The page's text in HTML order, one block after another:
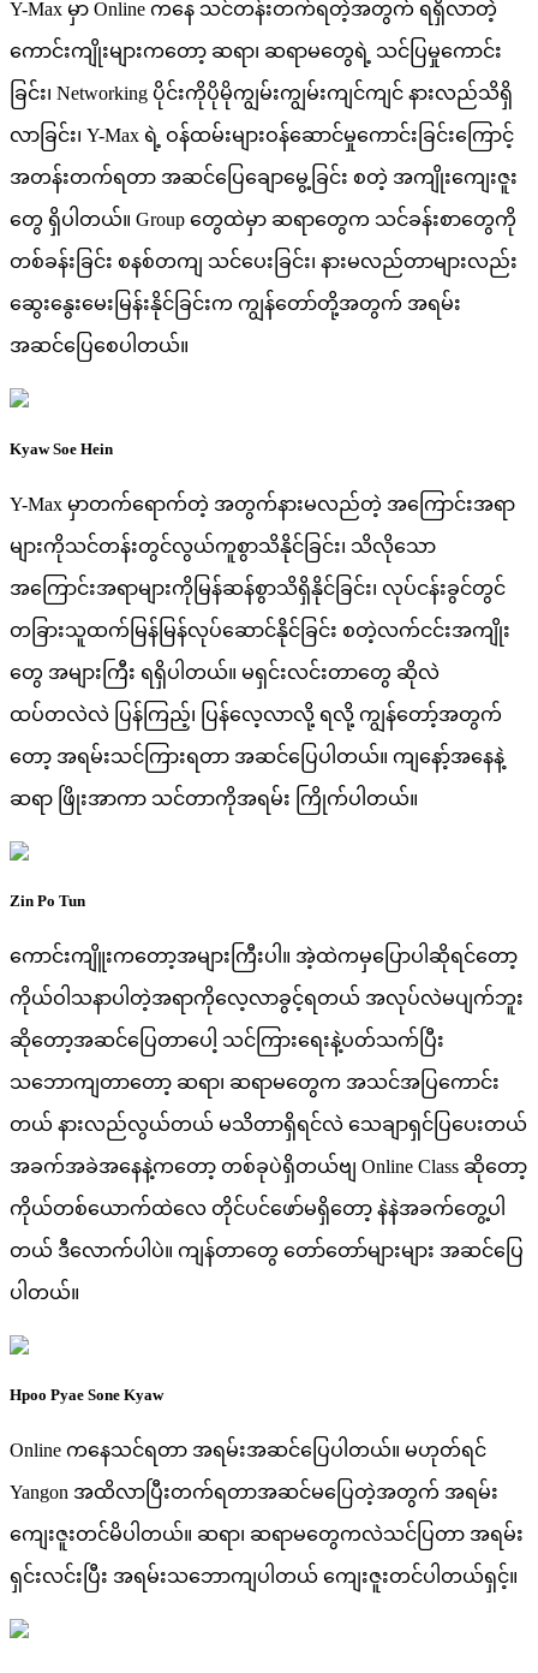
Y-Max မှာ Online ကနေ သင်တန်းတက်ရတဲ့အတွက် ရရှိလာတဲ့
ကောင်းကျိုးများကတော့ ဆရာ၊ ဆရာမတွေရဲ့ သင်ပြမှုကောင်း
ခြင်း၊ Networking ပိုင်းကိုပိုမိုကျွမ်းကျွမ်းကျင်ကျင် နားလည်သိရှိ
လာခြင်း၊ Y-Max ရဲ့ ဝန်ထမ်းများဝန်ဆောင်မှုကောင်းခြင်းကြောင့်
အတန်းတက်ရတာ အဆင်ပြေချောမွေ့ခြင်း စတဲ့ အကျိုးကျေးဇူး
တွေ ရှိပါတယ်။ Group တွေထဲမှာ ဆရာတွေက သင်ခန်းစာတွေကို
တစ်ခန်းခြင်း စနစ်တကျ သင်ပေးခြင်း၊ နားမလည်တာများလည်း
ဆွေးနွေးမေးမြန်းနိုင်ခြင်းက ကျွန်တော်တို့အတွက် အရမ်း
အဆင်ပြေစေပါတယ်။
Kyaw Soe Hein
Y-Max မှာတက်ရောက်တဲ့ အတွက်နားမလည်တဲ့ အကြောင်းအရာ
များကိုသင်တန်းတွင်လွယ်ကူစွာသိနိုင်ခြင်း၊ သိလိုသော
အကြောင်းအရာများကိုမြန်ဆန်စွာသိရှိနိုင်ခြင်း၊ လုပ်ငန်းခွင်တွင်
တခြားသူထက်မြန်မြန်လုပ်ဆောင်နိုင်ခြင်း စတဲ့လက်ငင်းအကျိုး
တွေ အများကြီး ရရှိပါတယ်။ မရှင်းလင်းတာတွေ ဆိုလဲ
ထပ်တလဲလဲ ပြန်ကြည့်၊ ပြန်လေ့လာလို့ ရလို့ ကျွန်တော့်အတွက်
တော့ အရမ်းသင်ကြားရတာ အဆင်ပြေပါတယ်။ ကျနော့်အနေနဲ့
ဆရာ ဖြိုးအာကာ သင်တာကိုအရမ်း ကြိုက်ပါတယ်။
Zin Po Tun
ကောင်းကျိူးကတော့အများကြီးပါ။ အဲ့ထဲကမှပြောပါဆိုရင်တော့
ကိုယ်ဝါသနာပါတဲ့အရာကိုလေ့လာခွင့်ရတယ် အလုပ်လဲမပျက်ဘူး
ဆိုတော့အဆင်ပြေတာပေါ့ သင်ကြားရေးနဲ့ပတ်သက်ပြီး
သဘောကျတာတော့ ဆရာ၊ ဆရာမတွေက အသင်အပြကောင်း
တယ် နားလည်လွယ်တယ် မသိတာရှိရင်လဲ သေချာရှင်ပြပေးတယ်
အခက်အခဲအနေနဲ့ကတော့ တစ်ခုပဲရှိတယ်ဗျ Online Class ဆိုတော့
ကိုယ်တစ်ယောက်ထဲလေ တိုင်ပင်ဖော်မရှိတော့ နဲနဲအခက်တွေ့ပါ
တယ် ဒီလောက်ပါပဲ။ ကျန်တာတွေ တော်တော်များများ အဆင်ပြေ
ပါတယ်။
Hpoo Pyae Sone Kyaw
Online ကနေသင်ရတာ အရမ်းအဆင်ပြေပါတယ်။ မဟုတ်ရင်
Yangon အထိလာပြီးတက်ရတာအဆင်မပြေတဲ့အတွက် အရမ်း
ကျေးဇူးတင်မိပါတယ်။ ဆရာ၊ ဆရာမတွေကလဲသင်ပြတာ အရမ်း
ရှင်းလင်းပြီး အရမ်းသဘောကျပါတယ် ကျေးဇူးတင်ပါတယ်ရှင့်။